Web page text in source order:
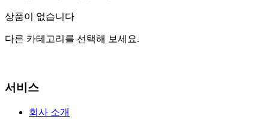
상품이 없습니다
다른 카테고리를 선택해 보세요.
서비스
회사 소개